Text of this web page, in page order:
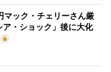
マック・チェリーさん厳
ア・ショック」後に大化